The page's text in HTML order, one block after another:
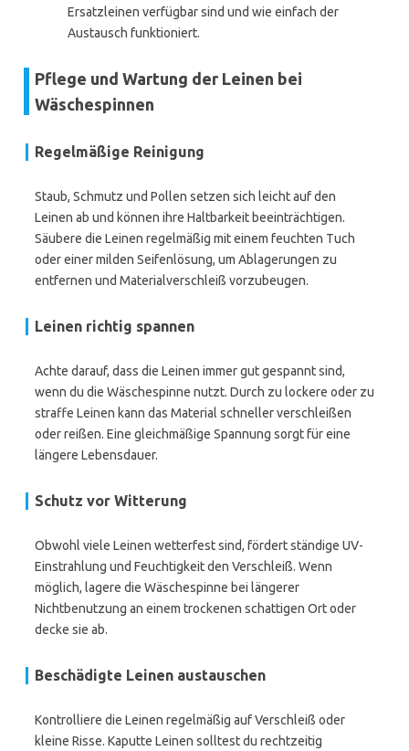
Ersatzleinen verfügbar sind und wie einfach der
Austausch funktioniert.
Pflege und Wartung der Leinen bei
Wäschespinnen
Regelmäßige Reinigung
Staub, Schmutz und Pollen setzen sich leicht auf den
Leinen ab und können ihre Haltbarkeit beeinträchtigen.
Säubere die Leinen regelmäßig mit einem feuchten Tuch
oder einer milden Seifenlösung, um Ablagerungen zu
entfernen und Materialverschleiß vorzubeugen.
Leinen richtig spannen
Achte darauf, dass die Leinen immer gut gespannt sind,
wenn du die Wäschespinne nutzt. Durch zu lockere oder zu
straffe Leinen kann das Material schneller verschleißen
oder reißen. Eine gleichmäßige Spannung sorgt für eine
längere Lebensdauer.
Schutz vor Witterung
Obwohl viele Leinen wetterfest sind, fördert ständige UV-
Einstrahlung und Feuchtigkeit den Verschleiß. Wenn
möglich, lagere die Wäschespinne bei längerer
Nichtbenutzung an einem trockenen schattigen Ort oder
decke sie ab.
Beschädigte Leinen austauschen
Kontrolliere die Leinen regelmäßig auf Verschleiß oder
kleine Risse. Kaputte Leinen solltest du rechtzeitig